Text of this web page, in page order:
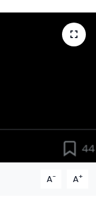
A- A+